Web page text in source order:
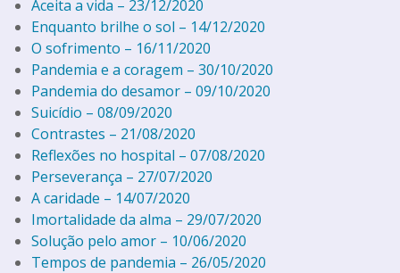
Aceita a vida – 23/12/2020
Enquanto brilhe o sol – 14/12/2020
O sofrimento – 16/11/2020
Pandemia e a coragem – 30/10/2020
Pandemia do desamor – 09/10/2020
Suicídio – 08/09/2020
Contrastes – 21/08/2020
Reflexões no hospital – 07/08/2020
Perseverança – 27/07/2020
A caridade – 14/07/2020
Imortalidade da alma – 29/07/2020
Solução pelo amor – 10/06/2020
Tempos de pandemia – 26/05/2020